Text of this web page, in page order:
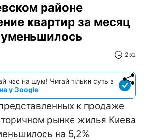
районе
квартир за месяц
2 хв
час на шум! Читай тільки суть з
у Google
к продаже
рынке жилья Киева
на 5,2%